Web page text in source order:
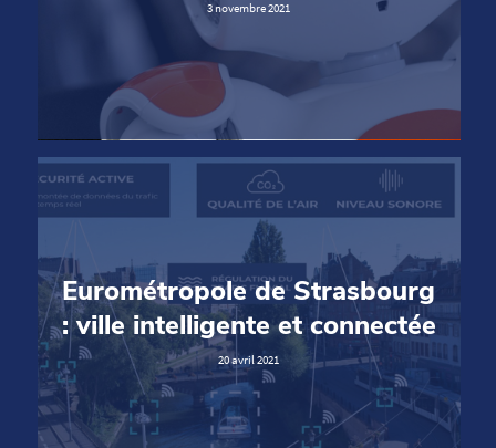
3 novembre 2021
Eurométropole de Strasbourg
: ville intelligente et connectée
20 avril 2021